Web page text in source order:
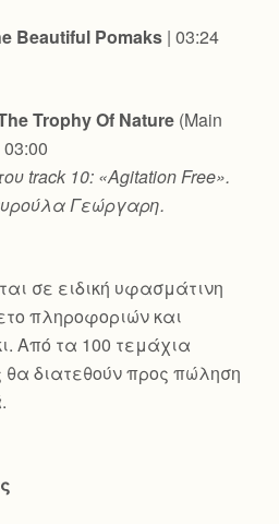
Beautiful Pomaks | 03:24
Trophy Of Nature (Main
track 10: «Agitation Free».
Γεώργαρη.
σε ειδική υφασμάτινη
πληροφοριών και
Από τα 100 τεμάχια
διατεθούν προς πώληση